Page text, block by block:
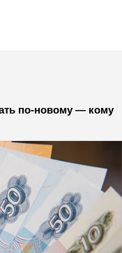
по-новому — кому